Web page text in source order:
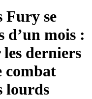
Fury se
d’un mois :
les derniers
combat
lourds